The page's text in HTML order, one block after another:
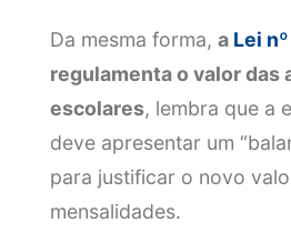
Da mesma forma, a Lei
regulamenta o valor das
escolares, lembra que a
deve apresentar um
para justificar o novo
mensalidades.